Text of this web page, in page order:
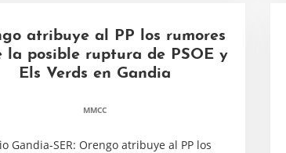
atribuye al PP los rumores
la posible ruptura de PSOE y
Els Verds en Gandia
MMCC
Gandia-SER: Orengo atribuye al PP los